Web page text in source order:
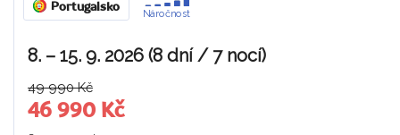
Portugalsko
Náročnost
8. – 15. 9. 2026 (8 dní / 7 nocí)
49 990 Kč
46 990 Kč